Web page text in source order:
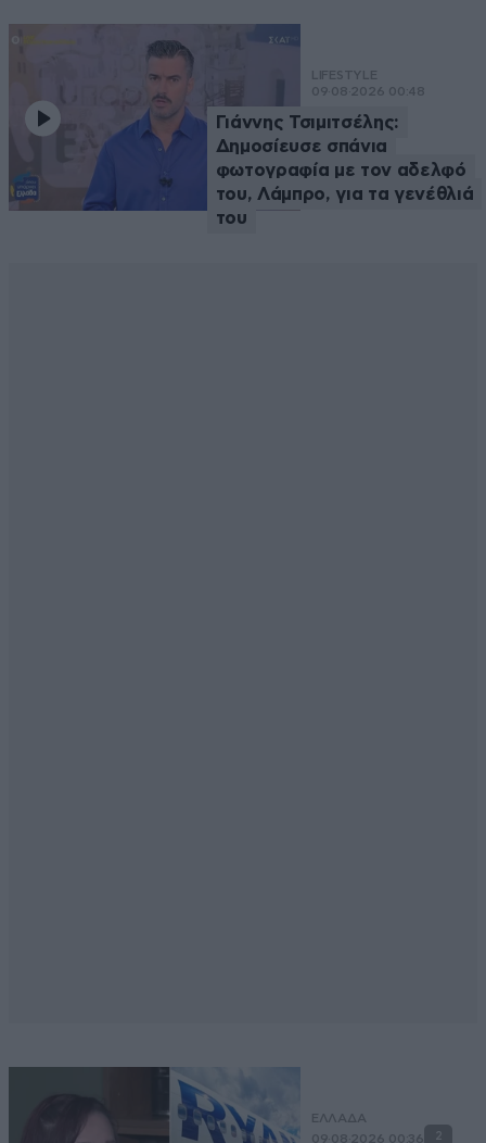
LIFESTYLE
09·08·2026 00:48
Γιάννης Τσιμιτσέλης:
Δημοσίευσε σπάνια
φωτογραφία με τον αδελφό
του, Λάμπρο, για τα γενέθλιά
του
ΕΛΛΑΔΑ
09·08·2026 00:36
2